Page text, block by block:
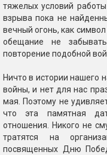
тяжелых условий
взрыва пока не
вечный огонь, как
обещание не
повторение подобной
Ничто в истории нашего
войны, и нет для нас
мая. Поэтому не
что эта памятная
отношения. Никого не
тратятся на
посвященных Дню